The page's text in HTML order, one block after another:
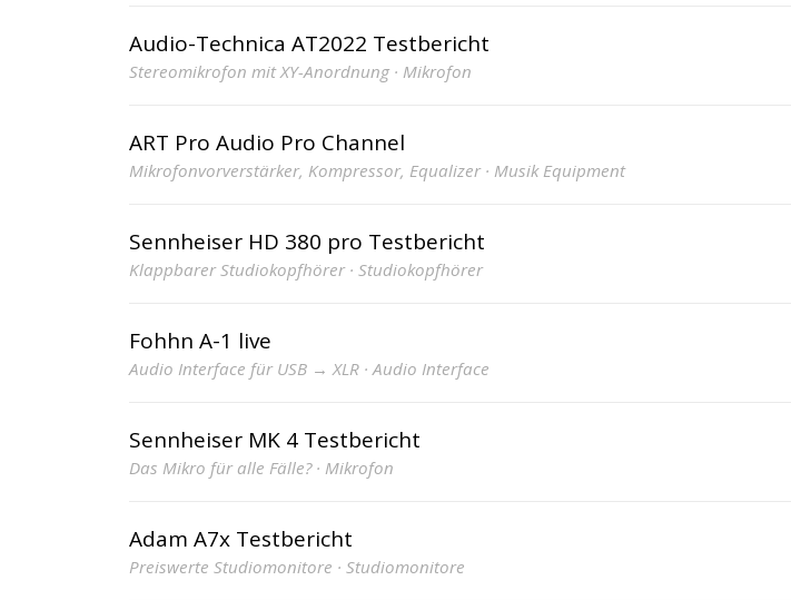
Audio-Technica AT2022 Testbericht
Stereomikrofon mit XY-Anordnung · Mikrofon
ART Pro Audio Pro Channel
Mikrofonvorverstärker, Kompressor, Equalizer · Musik Equipment
Sennheiser HD 380 pro Testbericht
Klappbarer Studiokopfhörer · Studiokopfhörer
Fohhn A-1 live
Audio Interface für USB → XLR · Audio Interface
Sennheiser MK 4 Testbericht
Das Mikro für alle Fälle? · Mikrofon
Adam A7x Testbericht
Preiswerte Studiomonitore · Studiomonitore